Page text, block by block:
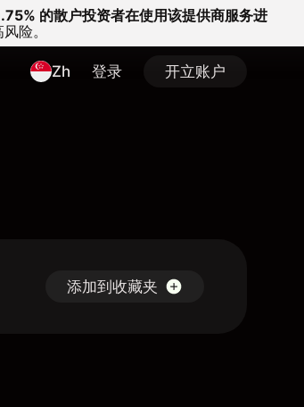
的散户投资者在使用该提供商服务进
险。
Zh 登录 开立账户
添加到收藏夹